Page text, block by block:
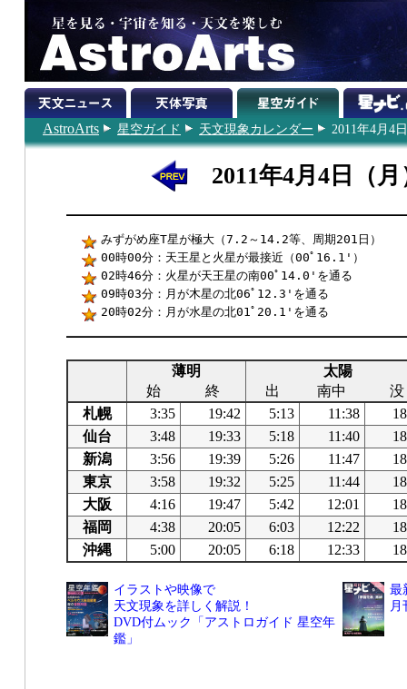
AstroArts 星空ガイド 天文現象カレンダー 2011年4月4日
2011年4月4日（月
みずがめ座T星が極大（7.2～14.2等、周期201日）
00時00分：天王星と火星が最接近（00ﾟ16.1'）
02時46分：火星が天王星の南00ﾟ14.0'を通る
09時03分：月が木星の北06ﾟ12.3'を通る
20時02分：月が水星の北01ﾟ20.1'を通る
薄明
太陽
始
終 出 南中
没
札幌
3:35 19:42 5:13 11:38
仙台
3:48 19:33 5:18 11:40
新潟
3:56 19:39 5:26 11:47
東京
3:58 19:32 5:25 11:44
大阪
4:16 19:47 5:42 12:01
福岡
4:38 20:05 6:03 12:22
沖縄
5:00 20:05 6:18 12:33
イラストや映像で
天文現象を詳しく解説！
DVD付ムック「アストロガイド 星空年
鑑」
最
月